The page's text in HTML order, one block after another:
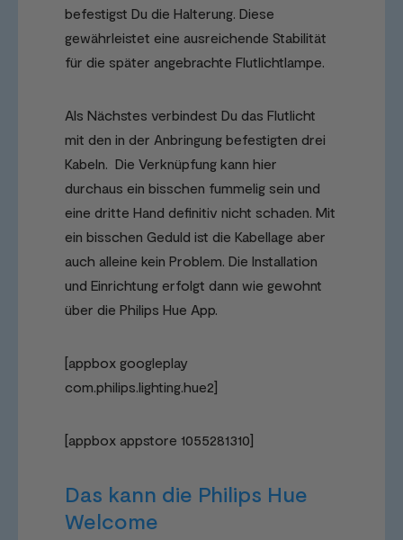
befestigst Du die Halterung. Diese
gewährleistet eine ausreichende Stabilität
für die später angebrachte Flutlichtlampe.
Als Nächstes verbindest Du das Flutlicht
mit den in der Anbringung befestigten drei
Kabeln. Die Verknüpfung kann hier
durchaus ein bisschen fummelig sein und
eine dritte Hand definitiv nicht schaden. Mit
ein bisschen Geduld ist die Kabellage aber
auch alleine kein Problem. Die Installation
und Einrichtung erfolgt dann wie gewohnt
über die Philips Hue App.
[appbox googleplay
com.philips.lighting.hue2]
[appbox appstore 1055281310]
Das kann die Philips Hue
Welcome